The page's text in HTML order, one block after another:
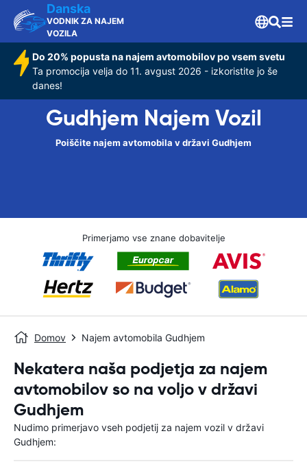
Danska
VODNIK ZA NAJEM
VOZILA
Do 20% popusta na najem avtomobilov po vsem svetu
Ta promocija velja do 11. avgust 2026 - izkoristite jo še
danes!
Gudhjem Najem Vozil
Poiščite najem avtomobila v državi Gudhjem
Primerjamo vse znane dobavitelje
Domov Najem avtomobila Gudhjem
Nekatera naša podjetja za najem
avtomobilov so na voljo v državi
Gudhjem
Nudimo primerjavo vseh podjetij za najem vozil v državi
Gudhjem: